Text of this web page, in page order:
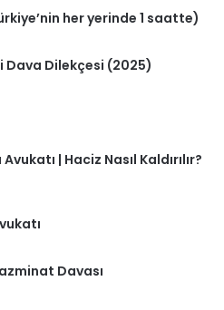
her yerinde 1 saatte)
Dilekçesi (2025)
| Haciz Nasıl Kaldırılır?
Davası